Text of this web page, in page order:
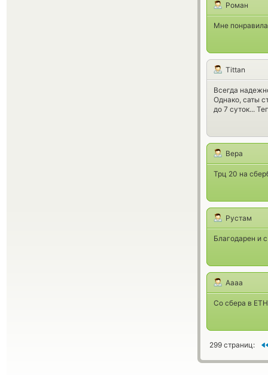
Роман
Мне
Tittan
Всегда
Однако, саты
до 7 суток...
Вера
Трц 20 на
Рустам
Благодарен и
Аааа
Со сбера в
299 страниц: